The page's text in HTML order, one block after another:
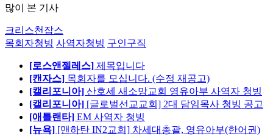
많이 본 기사
크리스천잡스
목회자청빙 사역자청빙 구인구직
[로스앤젤레스] 제목입니다
[캔자스] 목회자를 모십니다. (수정 재공고)
[캘리포니아] 산호세 새소망교회 영유아부 사역자 청빙
[캘리포니아] [글로벌선교교회] 2대 담임목사 청빙 공고
[애틀랜타] EM 사역자 청빙
[뉴욕] [맨하탄 IN2교회] 차세대총괄, 영유아부(한어권)